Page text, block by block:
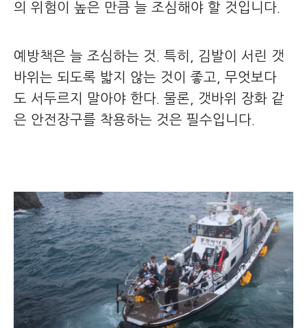
의 위험이 높은 만큼 늘 조심해야 할 것입니다.
예방책은 늘 조심하는 것. 특히, 김발이 서린 갯
바위는 되도록 밟지 않는 것이 좋고, 무엇보다
도 서두르지 말아야 한다. 물론, 갯바위 장화 같
은 안전장구를 착용하는 것은 필수입니다.